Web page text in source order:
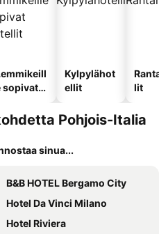
sopivat
Kylpylähot
ellit
lit
Pohjois-Italia
sinua...
B&B HOTEL Bergamo City
Hotel Da Vinci Milano
Hotel Riviera